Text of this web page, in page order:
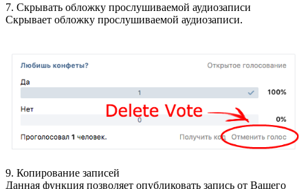
7. Скрывать обложку прослушиваемой аудиозаписи
Скрывает обложку прослушиваемой аудиозаписи.
9. Копирование записей
Данная функция позволяет опубликовать запись от Вашего